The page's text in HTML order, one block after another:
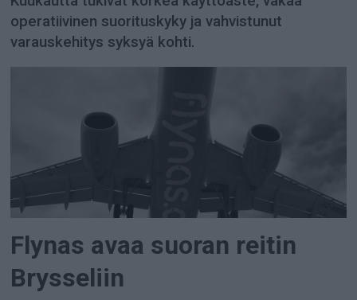
operatiivinen suorituskyky ja vahvistunut
varauskehitys syksyä kohti.
Flynas avaa suoran reitin
Brysseliin